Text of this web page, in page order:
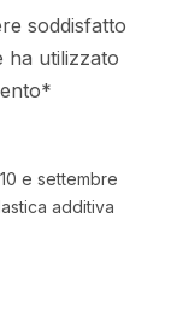
soddisfatto
ha utilizzato
e settembre
additiva